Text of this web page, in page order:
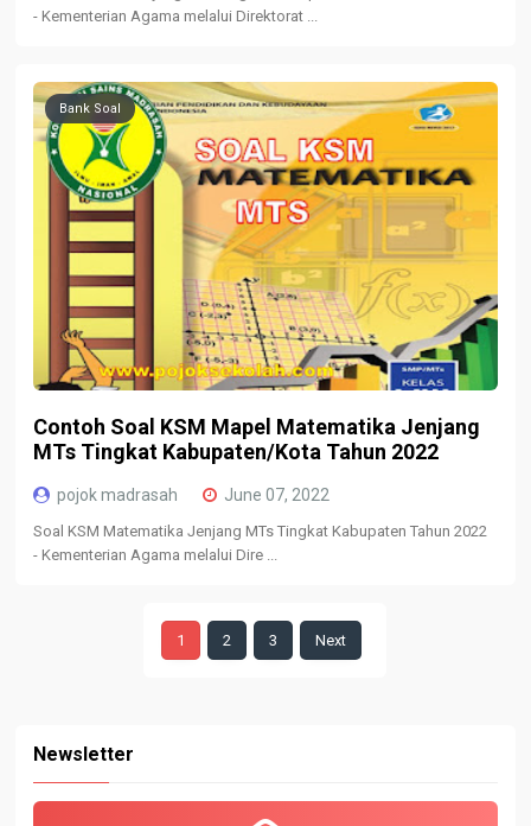
- Kementerian Agama melalui Direktorat ...
Bank Soal
Contoh Soal KSM Mapel Matematika Jenjang
MTs Tingkat Kabupaten/Kota Tahun 2022
pojok madrasah June 07, 2022
Soal KSM Matematika Jenjang MTs Tingkat Kabupaten Tahun 2022
- Kementerian Agama melalui Dire ...
1 2 3 Next
Newsletter